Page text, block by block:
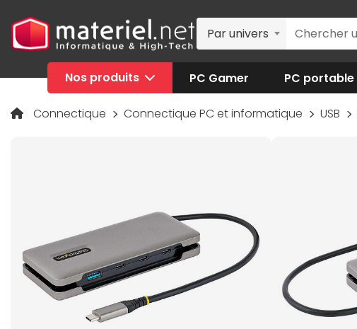
Par univers
Nos produits PC Gamer PC portable
Connectique Connectique PC et informatique USB